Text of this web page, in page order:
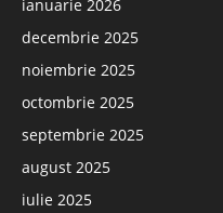
ianuarie 2026
decembrie 2025
noiembrie 2025
octombrie 2025
septembrie 2025
august 2025
iulie 2025